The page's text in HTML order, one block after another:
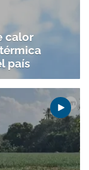
calor
país